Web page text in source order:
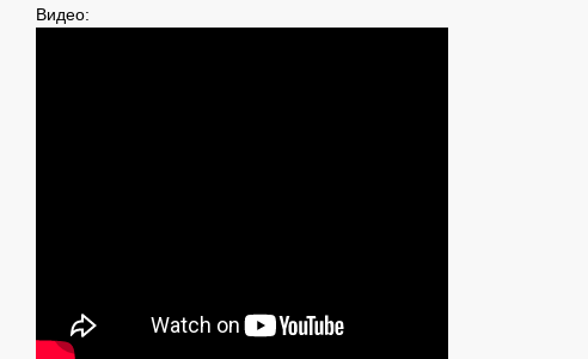
Видео: